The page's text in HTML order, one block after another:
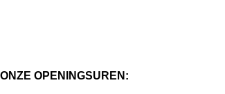
ONZE OPENINGSUREN: